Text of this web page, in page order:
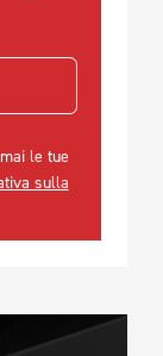
le tue
sulla